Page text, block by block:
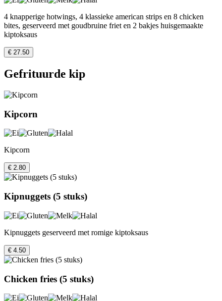
4 knapperige hotwings, 4 klassieke american strips en 8 chicken
bites, geserveerd met goudbruine friet en 2 bakjes huisgemaakte
kiptoksaus
€ 27.50
Gefrituurde kip
Kipcorn
Kipcorn
€ 2.80
Kipnuggets (5 stuks)
Kipnuggets geserveerd met romige kiptoksaus
€ 4.50
Chicken fries (5 stuks)